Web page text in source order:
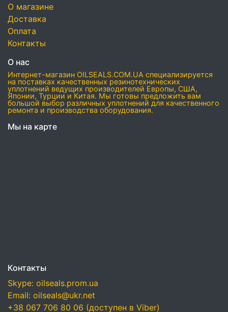
О магазине
Доставка
Оплата
Контакты
О нас
Интернет-магазин OILSEALS.COM.UA специализируется
на поставках качественных резинотехнических
уплотнений ведущих производителей Европы, США,
Японии, Турции и Китая. Мы готовы предложить вам
большой выбор различных уплотнений для качественного
ремонта и производства оборудования.
Мы на карте
Контакты
Skype: oilseals.prom.ua
Email: oilseals@ukr.net
+38 067 706 80 06 (доступен в Viber)